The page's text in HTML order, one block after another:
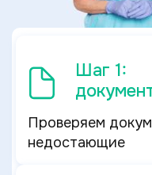
Шаг 1:
Проверяем
недостающие